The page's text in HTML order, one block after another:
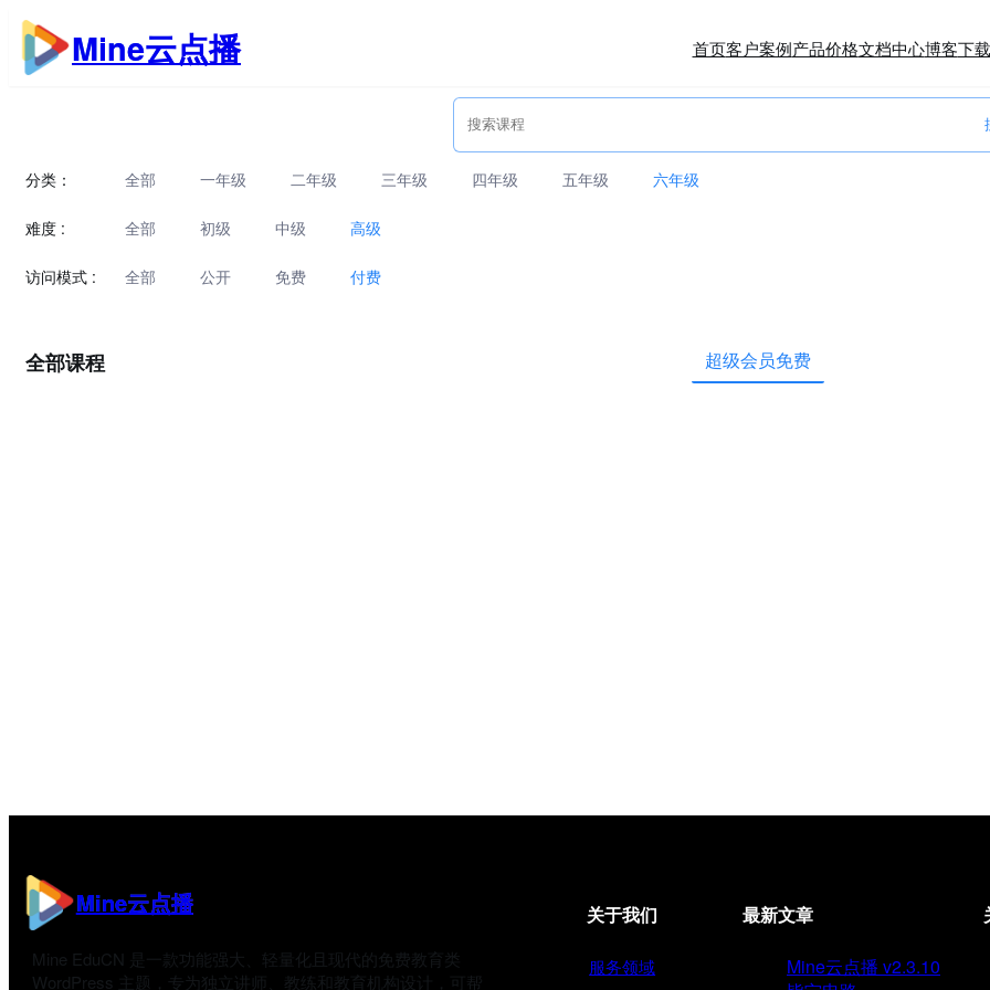
跳
至
内
Mine云点播 首页客户案例产品价格文档中心博客下载
分类： 全部 一年级 二年级 三年级 四年级 五年级 六年级
难度 : 全部 初级 中级 高级
访问模式 : 全部 公开 免费 付费
全部课程 超级会员免费
Mine云点播
Mine EduCN 是一款功能强大、轻量化且现代的免费教育类
WordPress 主题，专为独立讲师、教练和教育机构设计，可帮
关于我们
服务领域
最新文章
Mine云点播 v2.3.10